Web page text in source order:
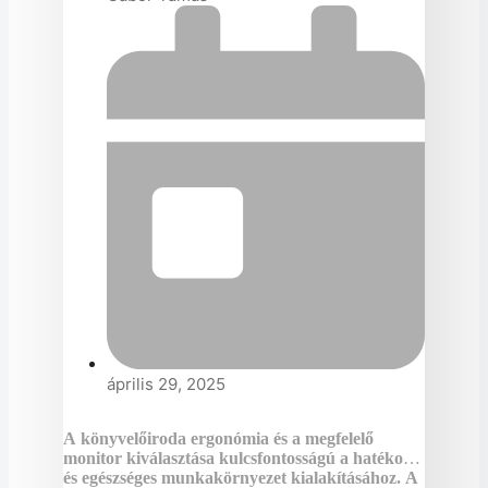
április 29, 2025
A könyvelőiroda ergonómia és a megfelelő
monitor kiválasztása kulcsfontosságú a hatékony
és egészséges munkakörnyezet kialakításához. A